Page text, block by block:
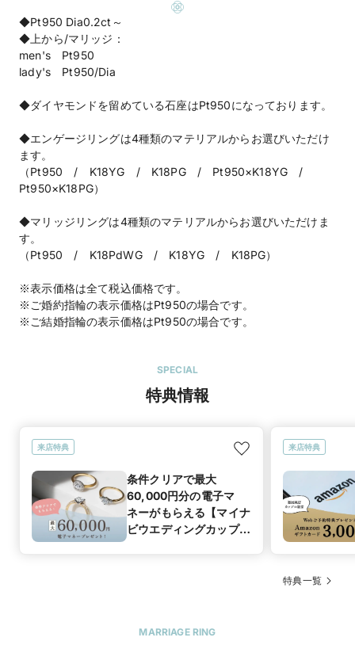
◆Pt950 Dia0.2ct～
◆上から/マリッジ：
men's Pt950
lady's Pt950/Dia
◆ダイヤモンドを留めている石座はPt950になっております。
◆エンゲージリングは4種類のマテリアルからお選びいただけ
ます。
（Pt950 / K18YG / K18PG / Pt950×K18YG /
Pt950×K18PG）
◆マリッジリングは4種類のマテリアルからお選びいただけま
す。
（Pt950 / K18PdWG / K18YG / K18PG）
※表示価格は全て税込価格です。
※ご婚約指輪の表示価格はPt950の場合です。
※ご結婚指輪の表示価格はPt950の場合です。
SPECIAL
特典情報
来店特典
条件クリアで最大
60,000円分の電子マ
ネーがもらえる【マイナ
ビウエディングカップル
来店特典
特典一覧
MARRIAGE RING